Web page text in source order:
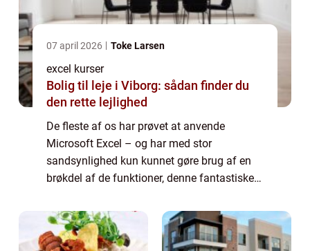
07 april 2026 Toke Larsen
excel kurser
Bolig til leje i Viborg: sådan finder du
den rette lejlighed
De fleste af os har prøvet at anvende
Microsoft Excel – og har med stor
sandsynlighed kun kunnet gøre brug af en
brøkdel af de funktioner, denne fantastiske
de mest anvendelige...